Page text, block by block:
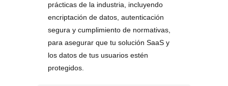
prácticas de la industria, incluyendo
encriptación de datos, autenticación
segura y cumplimiento de normativas,
para asegurar que tu solución SaaS y
los datos de tus usuarios estén
protegidos.